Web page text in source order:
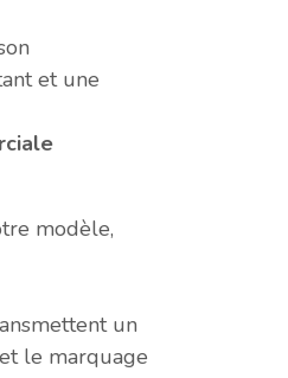
et une
modèle,
un
le marquage